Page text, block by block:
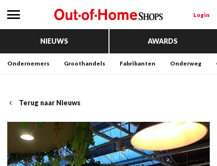
Login
NIEUWS AWARDS
Ondernemers Groothandels Fabrikanten Onderweg
Terug naar Nieuws